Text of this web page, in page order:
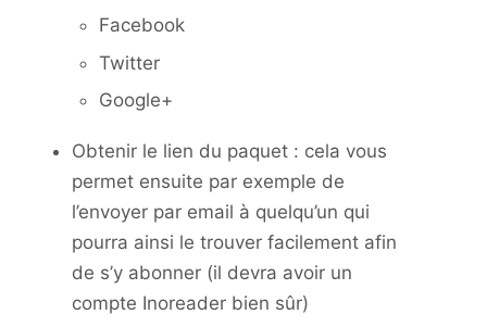
Facebook
Twitter
Google+
Obtenir le lien du paquet : cela vous
permet ensuite par exemple de
l’envoyer par email à quelqu’un qui
pourra ainsi le trouver facilement afin
de s’y abonner (il devra avoir un
compte Inoreader bien sûr)